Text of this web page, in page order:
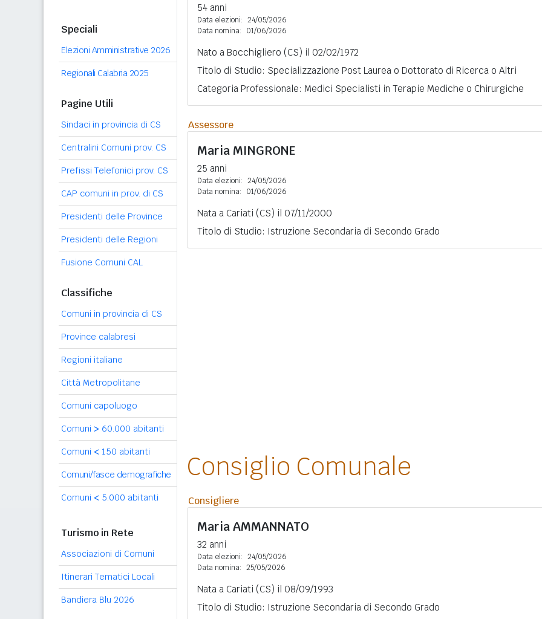
Speciali
Elezioni Amministrative 2026
Regionali Calabria 2025
Pagine Utili
Sindaci in provincia di CS
Centralini Comuni prov. CS
Prefissi Telefonici prov. CS
CAP comuni in prov. di CS
Presidenti delle Province
Presidenti delle Regioni
Fusione Comuni CAL
Classifiche
Comuni in provincia di CS
Province calabresi
Regioni italiane
Città Metropolitane
Comuni capoluogo
Comuni > 60.000 abitanti
Comuni < 150 abitanti
Comuni/fasce demografiche
Comuni < 5.000 abitanti
Turismo in Rete
Associazioni di Comuni
Itinerari Tematici Locali
Bandiera Blu 2026
54 anni
Data elezioni: 24/05/2026
Data nomina:
01/06/2026
Nato a Bocchigliero (CS) il 02/02/1972
Titolo di Studio: Specializzazione Post Laurea o Dottorato di Ricerca o Altri
Categoria Professionale: Medici Specialisti in Terapie Mediche o Chirurgiche
Assessore
Maria MINGRONE
25 anni
Data elezioni: 24/05/2026
Data nomina:
01/06/2026
Nata a Cariati (CS) il 07/11/2000
Titolo di Studio: Istruzione Secondaria di Secondo Grado
Consiglio Comunale
Consigliere
MariaAMMANNATO
32 anni
Data elezioni: 24/05/2026
Data nomina: 25/05/2026
Nata a Cariati (CS) il 08/09/1993
Titolo di Studio: Istruzione Secondaria di Secondo Grado